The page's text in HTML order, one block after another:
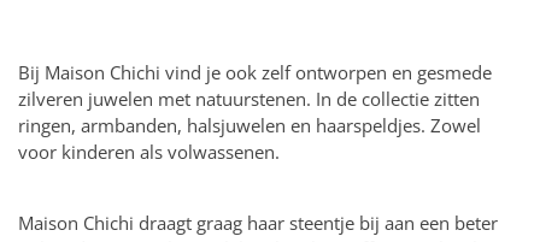
Bij Maison Chichi vind je ook zelf ontworpen en gesmede
zilveren juwelen met natuurstenen. In de collectie zitten
ringen, armbanden, halsjuwelen en haarspeldjes. Zowel
voor kinderen als volwassenen.
Maison Chichi draagt graag haar steentje bij aan een beter